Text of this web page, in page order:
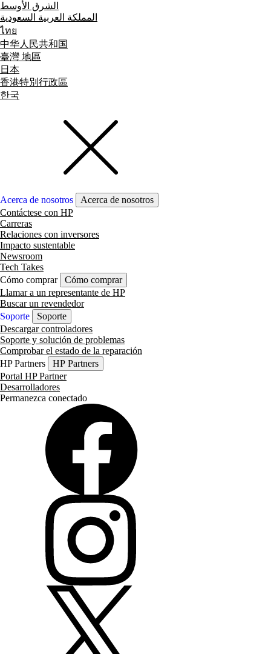
الشرق الأوسط
المملكة العربية السعودية
ไทย
中华人民共和国
臺灣 地區
日本
香港特別行政區
한국
Acerca de nosotros
Acerca de nosotros
Contáctese con HP
Carreras
Relaciones con inversores
Impacto sustentable
Newsroom
Tech Takes
Cómo comprar
Cómo comprar
Llamar a un representante de HP
Buscar un revendedor
Soporte
Soporte
Descargar controladores
Soporte y solución de problemas
Comprobar el estado de la reparación
HP Partners
HP Partners
Portal HP Partner
Desarrolladores
Permanezca conectado